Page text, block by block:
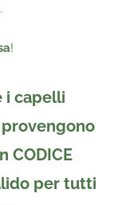
!
i capelli
CODICE
per tutti